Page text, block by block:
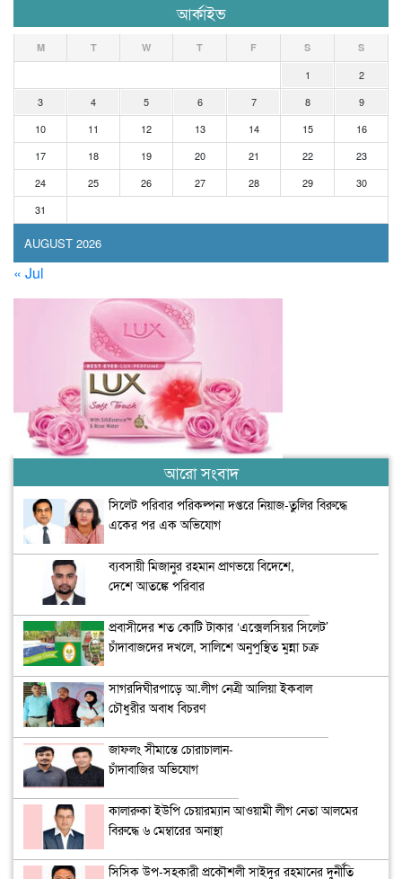
আর্কাইভ
AUGUST 2026
M T W T F S S
1
2
3
4 5 6 7 8
9
10
11 12 13 14 15
16
17
18 19 20 21 22
23
24
25 26 27 28 29
30
31
« Jul
আরো সংবাদ
সিলেট পরিবার পরিকল্পনা দপ্তরে নিয়াজ-তুলির বিরুদ্ধে
একের পর এক অভিযোগ
ব্যবসায়ী মিজানুর রহমান প্রাণভয়ে বিদেশে,
দেশে আতঙ্কে পরিবার
প্রবাসীদের শত কোটি টাকার ‘এক্সেলসিয়র সিলেট’
চাঁদাবাজদের দখলে, সালিশে অনুপুস্থিত মুন্না চক্র
সাগরদিঘীরপাড়ে আ.লীগ নেত্রী আলিয়া ইকবাল
চৌধুরীর অবাধ বিচরণ
জাফলং সীমান্তে চোরাচালান-
চাঁদাবাজির অভিযোগ
কালারুকা ইউপি চেয়ারম্যান আওয়ামী লীগ নেতা আলমের
বিরুদ্ধে ৬ মেম্বারের অনাস্থা
সিসিক উপ-সহকারী প্রকৌশলী সাইদুর রহমানের দুর্নীতি